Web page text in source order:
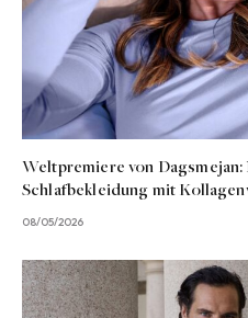
Weltpremiere von
Schlafbekleidung mit
08/05/2026